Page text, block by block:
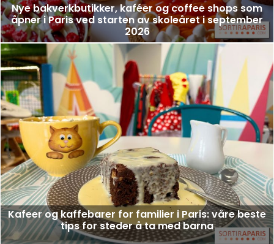
Nye bakverkbutikker, kaféer og coffee shops som
åpner i Paris ved starten av skoleåret i september
2026
Kafeer og kaffebarer for familier i Paris: våre beste
tips for steder å ta med barna